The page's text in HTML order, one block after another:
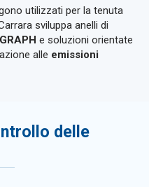
utilizzati per la tenuta
sviluppa anelli di
e soluzioni orientate
alle emissioni
delle